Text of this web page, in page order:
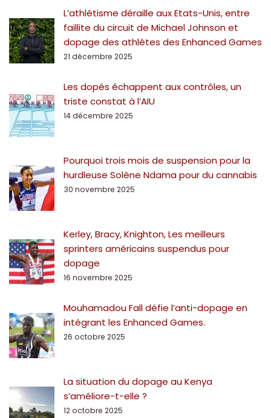
L’athlétisme déraille aux Etats-Unis, entre
faillite du circuit de Michael Johnson et
dopage des athlètes des Enhanced Games
21 décembre 2025
Les dopés échappent aux contrôles, un
triste constat à l’AIU
14 décembre 2025
Pourquoi trois mois de suspension pour la
hurdleuse Solène Ndama pour du cannabis
30 novembre 2025
Kerley, Bracy, Knighton, Les meilleurs
sprinters américains suspendus pour
dopage
16 novembre 2025
Mouhamadou Fall défie l’anti-dopage en
intégrant les Enhanced Games.
26 octobre 2025
La situation du dopage au Kenya
s’améliore-t-elle ?
12 octobre 2025